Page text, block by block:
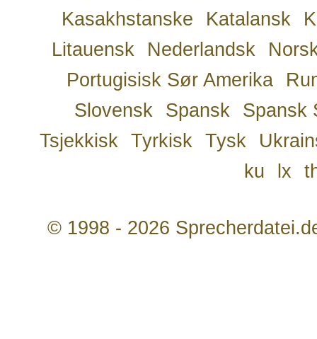
Kasakhstanske
Katalansk
Litauensk
Nederlandsk
Portugisisk Sør Amerika
Slovensk
Spansk
Spansk
Tsjekkisk
Tyrkisk Tysk
ku
lx
© 1998 - 2026